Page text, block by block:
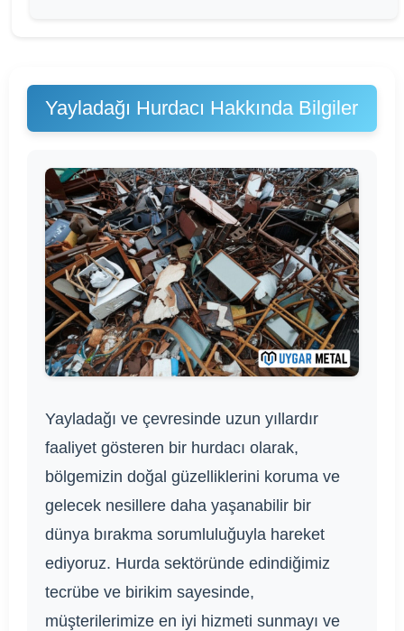
Yayladağı Hurdacı Hakkında Bilgiler
Yayladağı ve çevresinde uzun yıllardır
faaliyet gösteren bir hurdacı olarak,
bölgemizin doğal güzelliklerini koruma ve
gelecek nesillere daha yaşanabilir bir
dünya bırakma sorumluluğuyla hareket
ediyoruz. Hurda sektöründe edindiğimiz
tecrübe ve birikim sayesinde,
müşterilerimize en iyi hizmeti sunmayı ve